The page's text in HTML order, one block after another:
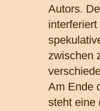
Autors.
zwischen
Am Ende
steht eine